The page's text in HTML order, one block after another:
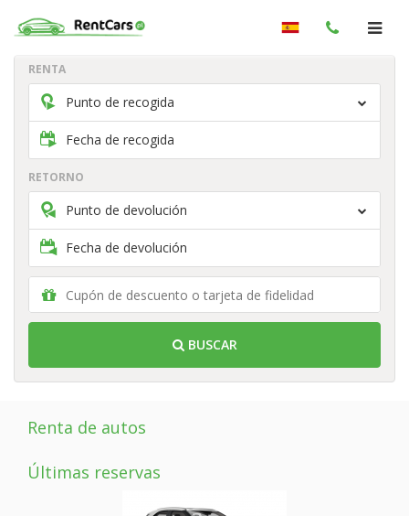
RENTA
Punto de recogida
Fecha de recogida
RETORNO
Punto de devolución
Fecha de devolución
BUSCAR
Renta de autos
Últimas reservas